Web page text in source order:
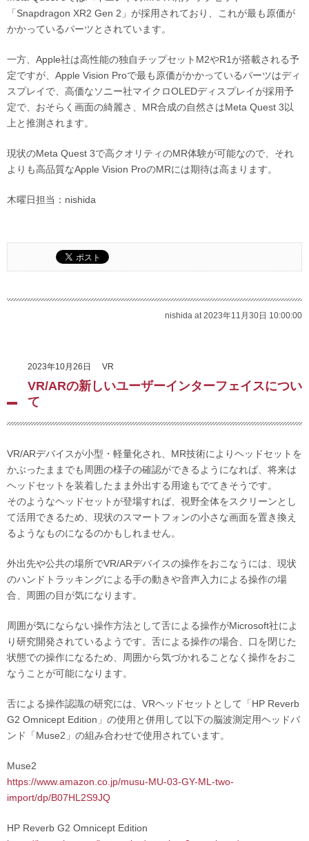
「Snapdragon XR2 Gen 2」が採用されており、これが最も原価が
かかっているパーツとされています。
一方、Apple社は高性能の独自チップセットM2やR1が搭載される予
定ですが、Apple Vision Proで最も原価がかかっているパーツはディ
スプレイで、高価なソニー社マイクロOLEDディスプレイが採用予
定で、おそらく画面の綺麗さ、MR合成の自然さはMeta Quest 3以
上と推測されます。
現状のMeta Quest 3で高クオリティのMR体験が可能なので、それ
よりも高品質なApple Vision ProのMRには期待は高まります。
木曜日担当：nishida
nishida at 2023年11月30日 10:00:00
2023年10月26日 VR
VR/ARの新しいユーザーインターフェイスについ
て
VR/ARデバイスが小型・軽量化され、MR技術によりヘッドセットを
かぶったままでも周囲の様子の確認ができるようになれば、将来は
ヘッドセットを装着したまま外出する用途もでてきそうです。
そのようなヘッドセットが登場すれば、視野全体をスクリーンとし
て活用できるため、現状のスマートフォンの小さな画面を置き換え
るようなものになるのかもしれません。
外出先や公共の場所でVR/ARデバイスの操作をおこなうには、現状
のハンドトラッキングによる手の動きや音声入力による操作の場
合、周囲の目が気になります。
周囲が気にならない操作方法として舌による操作がMicrosoft社によ
り研究開発されているようです。舌による操作の場合、口を閉じた
状態での操作になるため、周囲から気づかれることなく操作をおこ
なうことが可能になります。
舌による操作認識の研究には、VRヘッドセットとして「HP Reverb
G2 Omnicept Edition」の使用と併用して以下の脳波測定用ヘッドバ
ンド「Muse2」の組み合わせで使用されています。
Muse2
https://www.amazon.co.jp/musu-MU-03-GY-ML-two-
import/dp/B07HL2S9JQ
HP Reverb G2 Omnicept Edition